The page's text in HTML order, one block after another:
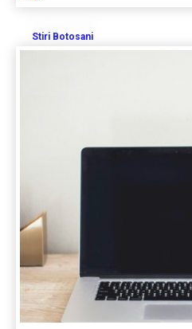
Stiri Botosani